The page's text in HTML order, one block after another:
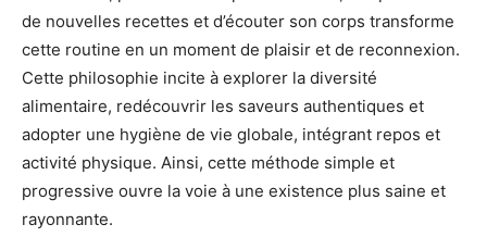
de nouvelles recettes et d’écouter son corps transforme
cette routine en un moment de plaisir et de reconnexion.
Cette philosophie incite à explorer la diversité
alimentaire, redécouvrir les saveurs authentiques et
adopter une hygiène de vie globale, intégrant repos et
activité physique. Ainsi, cette méthode simple et
progressive ouvre la voie à une existence plus saine et
rayonnante.